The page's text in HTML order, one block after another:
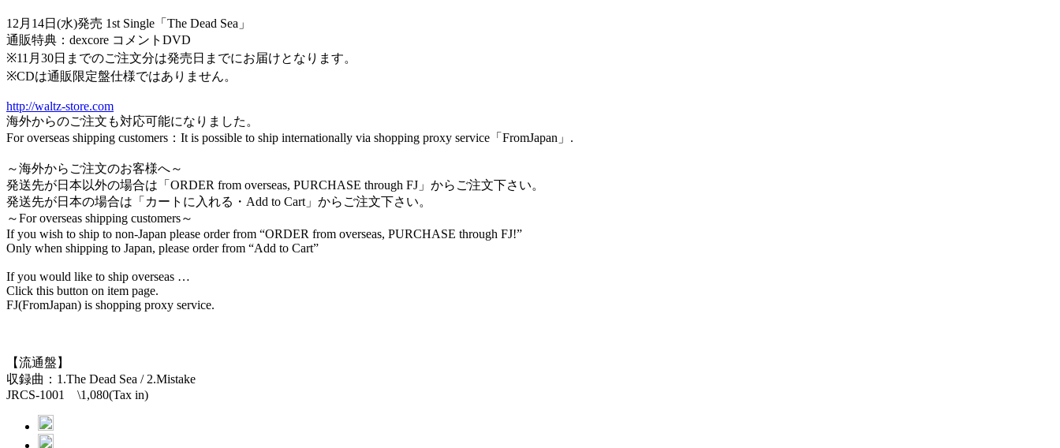
12月14日(水)発売 1st Single「The Dead Sea」
通販特典：dexcore コメントDVD
※11月30日までのご注文分は発売日までにお届けとなります。
※CDは通販限定盤仕様ではありません。
http://waltz-store.com
海外からのご注文も対応可能になりました。
For overseas shipping customers：It is possible to ship internationally via shopping proxy service「FromJapan」.
～海外からご注文のお客様へ～
発送先が日本以外の場合は「ORDER from overseas, PURCHASE through FJ」からご注文下さい。
発送先が日本の場合は「カートに入れる・Add to Cart」からご注文下さい。
～For overseas shipping customers～
If you wish to ship to non-Japan please order from “ORDER from overseas, PURCHASE through FJ!”
Only when shipping to Japan, please order from “Add to Cart”
If you would like to ship overseas …
Click this button on item page.
FJ(FromJapan) is shopping proxy service.
【流通盤】
収録曲：1.The Dead Sea / 2.Mistake
JRCS-1001 \1,080(Tax in)